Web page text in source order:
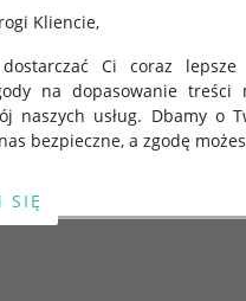
Kliencie,
Ci coraz lepsze
na dopasowanie treści
naszych usług. Dbamy o
bezpieczne, a zgodę
roku obowiązuje
sprawie ochrony osób
takich danych oraz
Rozporządzenie o
danych oraz